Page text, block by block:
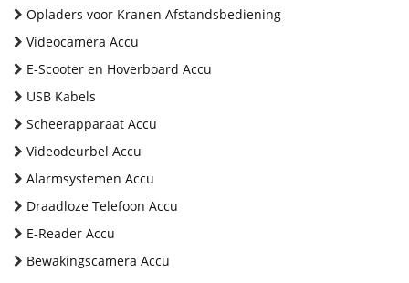
Opladers voor Kranen Afstandsbediening
Videocamera Accu
E-Scooter en Hoverboard Accu
USB Kabels
Scheerapparaat Accu
Videodeurbel Accu
Alarmsystemen Accu
Draadloze Telefoon Accu
E-Reader Accu
Bewakingscamera Accu